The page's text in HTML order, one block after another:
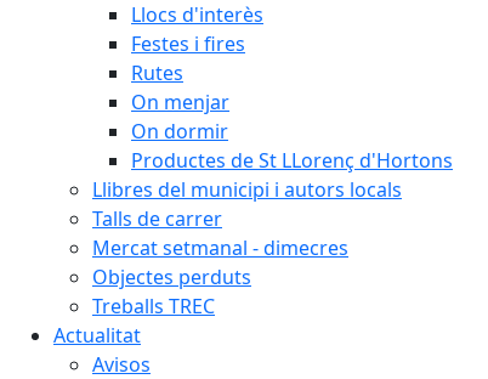
Llocs d'interès
Festes i fires
Rutes
On menjar
On dormir
Productes de St LLorenç d'Hortons
Llibres del municipi i autors locals
Talls de carrer
Mercat setmanal - dimecres
Objectes perduts
Treballs TREC
Actualitat
Avisos